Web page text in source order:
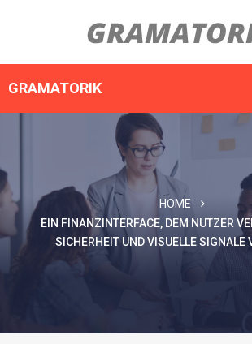
HOME
EIN FINANZINTERFACE, DEM NUTZER
SICHERHEIT UND VISUELLE SIGNALE